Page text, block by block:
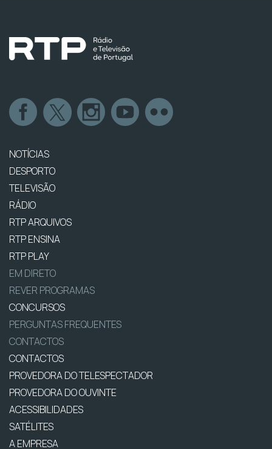
NOTÍCIAS
DESPORTO
TELEVISÃO
RÁDIO
RTP ARQUIVOS
RTP ENSINA
RTP PLAY
EM DIRETO
REVER PROGRAMAS
CONCURSOS
PERGUNTAS FREQUENTES
CONTACTOS
CONTACTOS
PROVEDORA DO TELESPECTADOR
PROVEDORA DO OUVINTE
ACESSIBILIDADES
SATÉLITES
A EMPRESA